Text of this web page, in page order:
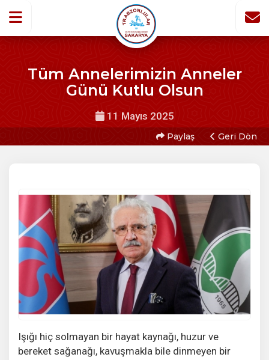
Tüm Annelerimizin Anneler
Günü Kutlu Olsun
11 Mayıs 2025
Paylaş Geri Dön
Işığı hiç solmayan bir hayat kaynağı, huzur ve
bereket sağanağı, kavuşmakla bile dinmeyen bir